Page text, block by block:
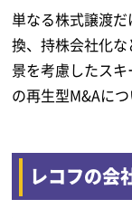
単なる株式譲渡
換、持株会社化
景を考慮したス
の再生型M&Aに
レコフの会